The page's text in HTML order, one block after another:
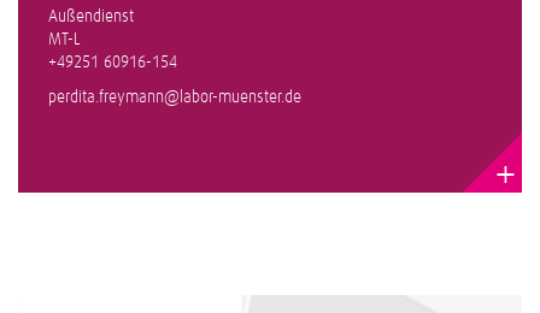
Außendienst
MT-L
+49251 60916-154
perdita.freymann@labor-muenster.de
+